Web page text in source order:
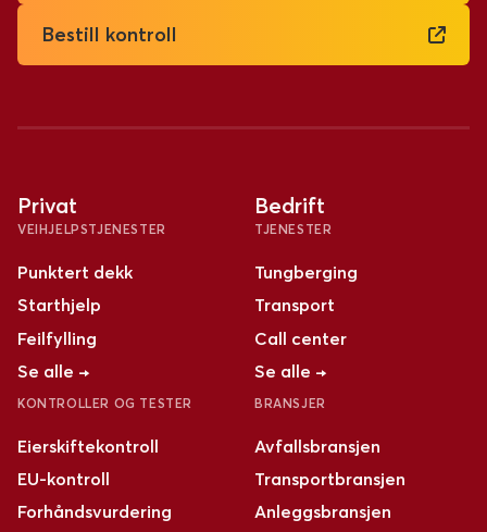
Bestill kontroll
Privat
VEIHJELPSTJENESTER
Punktert dekk
Starthjelp
Feilfylling
Se alle →
KONTROLLER OG TESTER
Eierskiftekontroll
EU-kontroll
Forhåndsvurdering
Bedrift
TJENESTER
Tungberging
Transport
Call center
Se alle →
BRANSJER
Avfallsbransjen
Transportbransjen
Anleggsbransjen